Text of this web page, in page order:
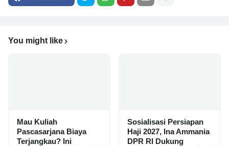
You might like
Mau Kuliah
Pascasarjana Biaya
Terjangkau? Ini
Sosialisasi Persiapan
Haji 2027, Ina Ammania
DPR RI Dukung